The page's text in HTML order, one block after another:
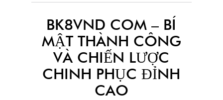
BK8VND COM – BÍ
MẬT THÀNH CÔNG
VÀ CHIẾN LƯỢC
CHINH PHỤC ĐỈNH
CAO